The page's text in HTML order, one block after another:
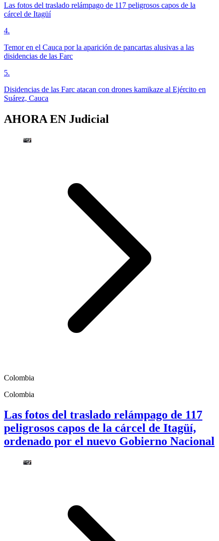
Las fotos del traslado relámpago de 117 peligrosos capos de la
cárcel de Itagüí
4.
Temor en el Cauca por la aparición de pancartas alusivas a las
disidencias de las Farc
5.
Disidencias de las Farc atacan con drones kamikaze al Ejército en
Suárez, Cauca
AHORA EN Judicial
Colombia
Colombia
Las fotos del traslado relámpago de 117
peligrosos capos de la cárcel de Itagüí,
ordenado por el nuevo Gobierno Nacional